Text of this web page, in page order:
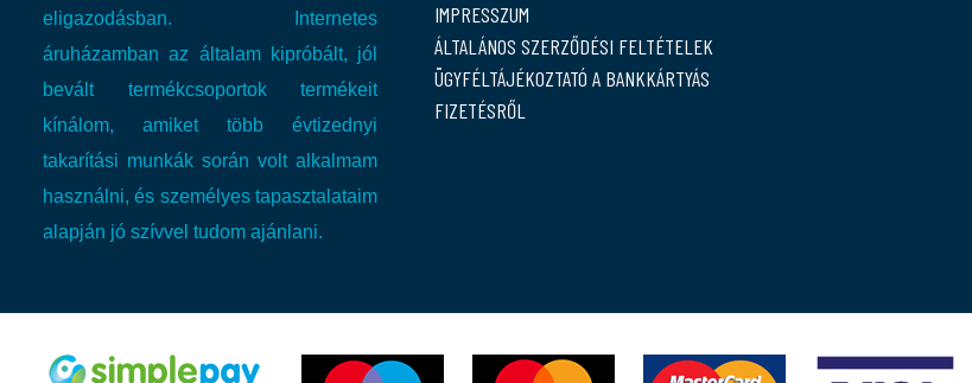
eligazodásban.
Internetes
áruházamban az általam kipróbált, jól
bevált termékcsoportok termékeit
kínálom, amiket több évtizednyi
takarítási munkák során volt alkalmam
használni, és személyes tapasztalataim
alapján jó szívvel tudom ajánlani.
IMPRESSZUM
ÁLTALÁNOS SZERZŐDÉSI FELTÉTELEK
ÜGYFÉLTÁJÉKOZTATÓ A BANKKÁRTYÁS
FIZETÉSRŐL